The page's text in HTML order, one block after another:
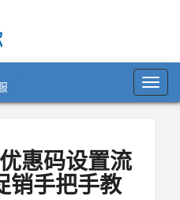
惠码设置流
销手把手教